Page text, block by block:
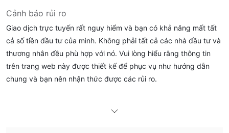
Cảnh báo rủi ro
Giao dịch trực tuyến rất nguy hiểm và bạn có khả năng mất tất
cả số tiền đầu tư của mình. Không phải tất cả các nhà đầu tư và
thương nhân đều phù hợp với nó. Vui lòng hiểu rằng thông tin
trên trang web này được thiết kế để phục vụ như hướng dẫn
chung và bạn nên nhận thức được các rủi ro.
một công ty môi giới không được kiểm soát